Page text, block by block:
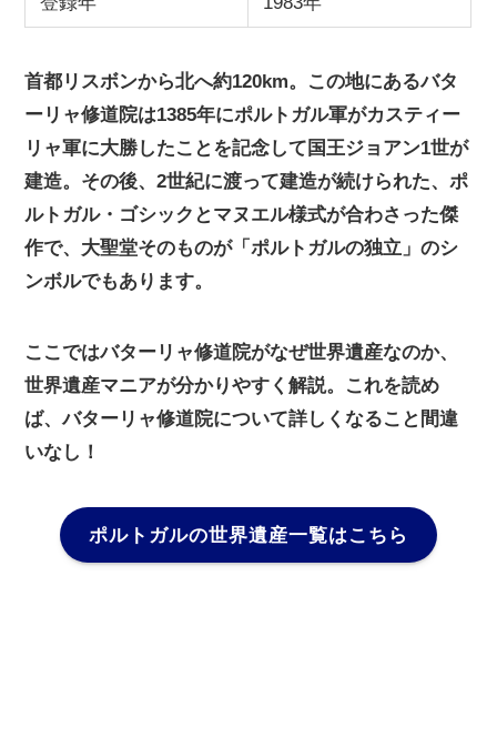
首都リスボンから北へ約120km。この地にあるバタ
ーリャ修道院は1385年にポルトガル軍がカスティー
リャ軍に大勝したことを記念して国王ジョアン1世が
建造。その後、2世紀に渡って建造が続けられた、ポ
ルトガル・ゴシックとマヌエル様式が合わさった傑
作で、大聖堂そのものが「ポルトガルの独立」のシ
ンボルでもあります。
ここではバターリャ修道院がなぜ世界遺産なのか、
世界遺産マニアが分かりやすく解説。これを読め
ば、バターリャ修道院について詳しくなること間違
いなし！
ポルトガルの世界遺産一覧はこちら